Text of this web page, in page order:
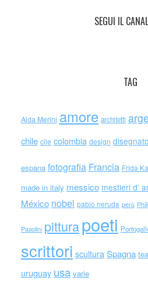
SEGUI IL
TAG
Alda Merini amore architetti
chile cile colombia design
espana fotografia Francia Frida
made in italy messico mestieri d'
México nobel pablo neruda perù
Pasolini pitturapoeti
scrittori scultura Spagna
uruguay usa varie